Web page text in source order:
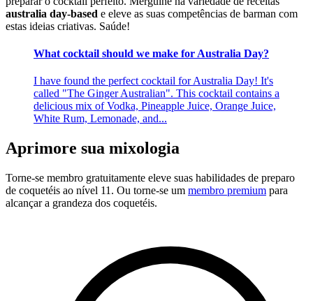
australia day-based e eleve as suas competências de barman com
estas ideias criativas. Saúde!
What cocktail should we make for Australia Day?
I have found the perfect cocktail for Australia Day! It's
called "The Ginger Australian". This cocktail contains a
delicious mix of Vodka, Pineapple Juice, Orange Juice,
White Rum, Lemonade, and...
Aprimore sua mixologia
Torne-se membro gratuitamente eleve suas habilidades de preparo
de coquetéis ao nível 11. Ou torne-se um membro premium para
alcançar a grandeza dos coquetéis.